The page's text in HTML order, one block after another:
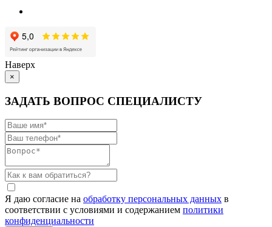
Наверх
×
ЗАДАТЬ ВОПРОС СПЕЦИАЛИСТУ
Я даю согласие на обработку персональных данных в
соответствии с условиями и содержанием политики
конфиденциальности